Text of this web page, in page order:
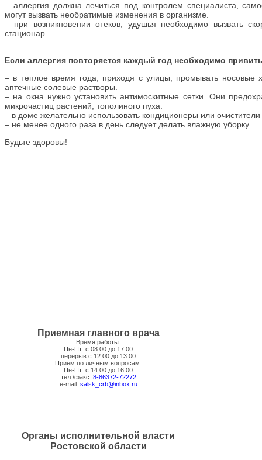
– аллергия должна лечиться под контролем специалиста,
могут вызвать необратимые изменения в организме.
– при возникновении отеков, удушья необходимо вызвать
стационар. ⠀
Если аллергия повторяется каждый год необходимо
– в теплое время года, приходя с улицы, промывать носовые
аптечные солевые растворы.
– на окна нужно установить антимоскитные сетки. Они
микрочастиц растений, тополиного пуха.
– в доме желательно использовать кондиционеры или
– не менее одного раза в день следует делать влажную уборку.
Будьте здоровы!
Приемная главного врача
Время работы:
Пн-Пт: с 08:00 до 17:00
перерыв с 12:00 до 13:00
Прием по личным вопросам:
Пн-Пт: с 14:00 до 16:00
тел./факс: 8-86372-72272
e-mail: salsk_crb@inbox.ru
Органы исполнительной власти
Ростовской области